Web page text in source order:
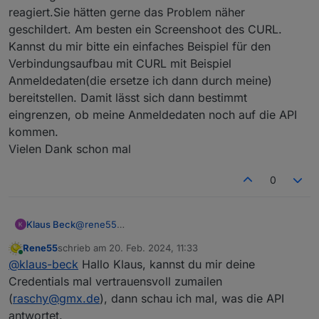
reagiert.Sie hätten gerne das Problem näher
geschildert. Am besten ein Screenshoot des CURL.
Kannst du mir bitte ein einfaches Beispiel für den
Verbindungsaufbau mit CURL mit Beispiel
Anmeldedaten(die ersetze ich dann durch meine)
bereitstellen. Damit lässt sich dann bestimmt
eingrenzen, ob meine Anmeldedaten noch auf die API
kommen.
Vielen Dank schon mal
0
Klaus Beck@rene55
Ich bin noch recht neu auf dem Gebiet REST API.
Die Jungs von SolarmanPV haben nun endlich
reagiert.Sie hätten gerne das Problem näher
geschildert. Am besten ein Screenshoot des CURL.
Kannst du mir bitte ein einfaches Beispiel für den
Online
Rene55schrieb am 20. Feb. 2024, 11:33
zuletzt editiert von
@klaus-beck Hallo Klaus, kannst du mir deine
Credentials mal vertrauensvoll zumailen
(raschy@gmx.de), dann schau ich mal, was die API
antwortet.